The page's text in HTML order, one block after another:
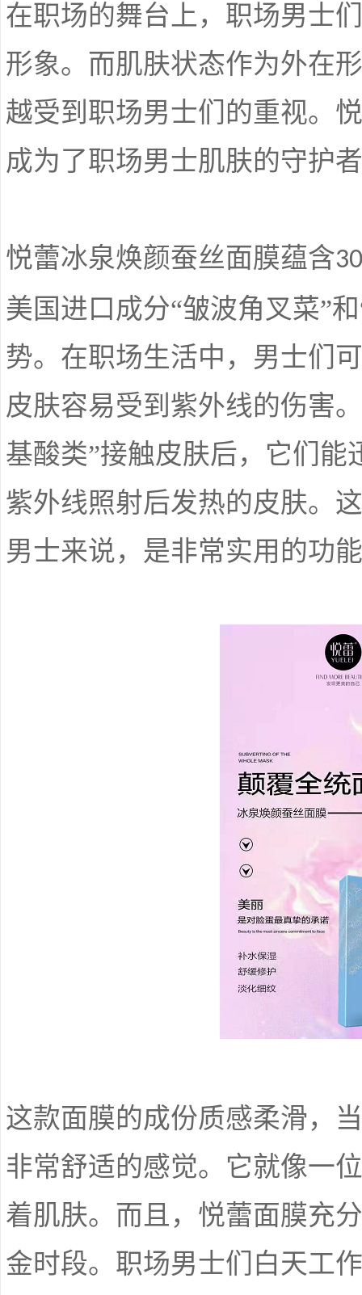
在职场的舞台上，职场男士
形象。而肌肤状态作为外在
越受到职场男士们的重视。
成为了职场男士肌肤的守护
悦蕾冰泉焕颜蚕丝面膜蕴含
美国进口成分“皱波角叉菜”
势。在职场生活中，男士们
皮肤容易受到紫外线的伤害
基酸类”接触皮肤后，它们
紫外线照射后发热的皮肤。
男士来说，是非常实用的功
这款面膜的成份质感柔滑，
非常舒适的感觉。它就像一
着肌肤。而且，悦蕾面膜充
金时段。职场男士们白天工